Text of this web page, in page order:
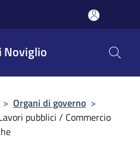
Noviglio
> Organi di governo >
pubblici / Commercio